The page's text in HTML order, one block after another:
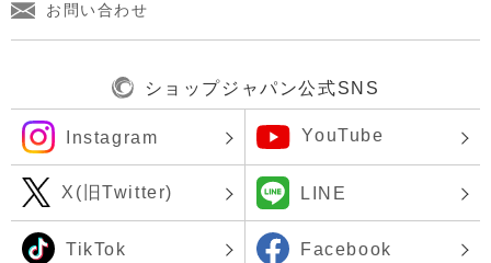
お問い合わせ
ショップジャパン公式SNS
Instagram YouTube
X(旧Twitter) LINE
TikTok Facebook